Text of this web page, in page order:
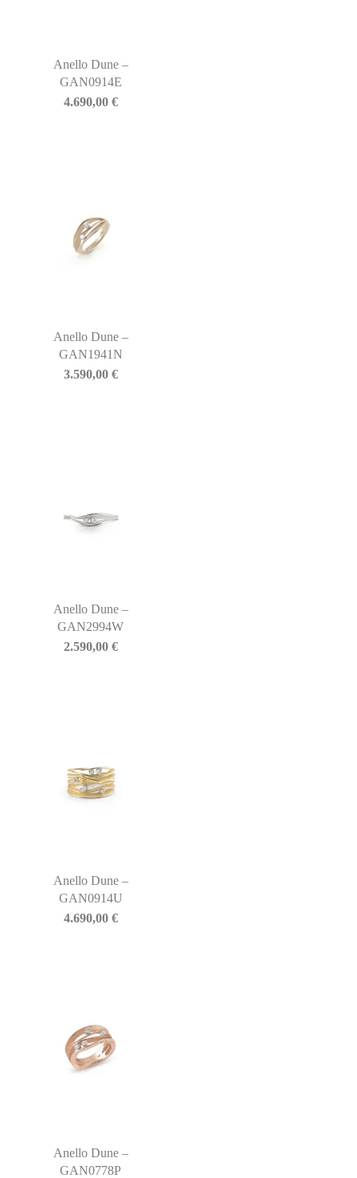
Anello Dune –
GAN0914E
4.690,00 €
Anello Dune –
GAN1941N
3.590,00 €
Anello Dune –
GAN2994W
2.590,00 €
Anello Dune –
GAN0914U
4.690,00 €
Anello Dune –
GAN0778P